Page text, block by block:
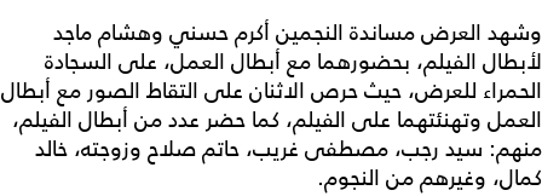
وشهد العرض مساندة النجمين أكرم حسني وهشام ماجد
لأبطال الفيلم، بحضورهما مع أبطال العمل، على السجادة
الحمراء للعرض، حيث حرص الاثنان على التقاط الصور مع أبطال
العمل وتهنئتهما على الفيلم، كما حضر عدد من أبطال الفيلم،
منهم: سيد رجب، مصطفى غريب، حاتم صلاح وزوجته، خالد
كمال، وغيرهم من النجوم.